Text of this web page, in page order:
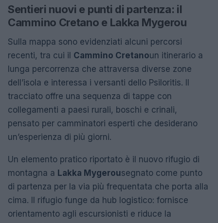
Sentieri nuovi e punti di partenza: il
Cammino Cretano e Lakka Mygerou
Sulla mappa sono evidenziati alcuni percorsi
recenti, tra cui il Cammino Cretanoun itinerario a
lunga percorrenza che attraversa diverse zone
dell’isola e interessa i versanti dello Psiloritis. Il
tracciato offre una sequenza di tappe con
collegamenti a paesi rurali, boschi e crinali,
pensato per camminatori esperti che desiderano
un’esperienza di più giorni.
Un elemento pratico riportato è il nuovo rifugio di
montagna a Lakka Mygerousegnato come punto
di partenza per la via più frequentata che porta alla
cima. Il rifugio funge da hub logistico: fornisce
orientamento agli escursionisti e riduce la